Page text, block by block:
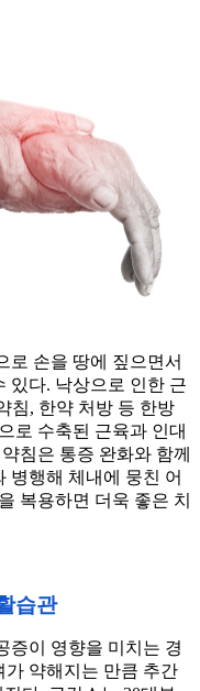
로 손을 땅에 짚으면서
있다. 낙상으로 인한 근
침, 한약 처방 등 한방
로 수축된 근육과 인대
침은 통증 완화와 함께
병행해 체내에 뭉친 어
복용하면 더욱 좋은 치
습관
증이 영향을 미치는 경
가 약해지는 만큼 추간